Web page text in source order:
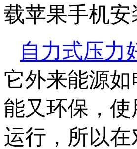
载苹果手机安
自力式压力
它外来能源如电
能又环保，
运行，所以